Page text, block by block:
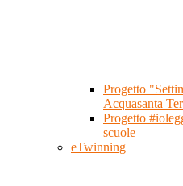
Progetto
Acquasanta
Progetto
scuole
eTwinning